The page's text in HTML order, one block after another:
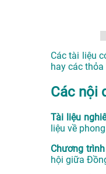
Các tài liệu
hay các
Các nội
Tài liệu
liệu về
Chương
hội giữa